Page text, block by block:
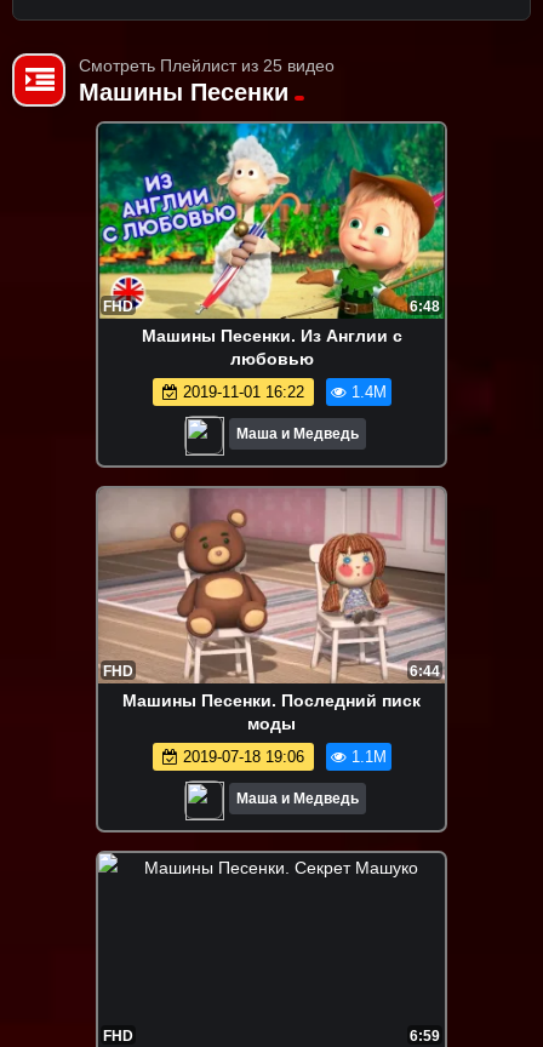
Смотреть Плейлист из 25 видео
Машины Песенки
FHD 6:48
Машины Песенки. Из Англии с
любовью
2019-11-01 16:22 1.4M
Маша и Медведь
FHD 6:44
Машины Песенки. Последний писк
моды
2019-07-18 19:06 1.1M
Маша и Медведь
FHD 6:59